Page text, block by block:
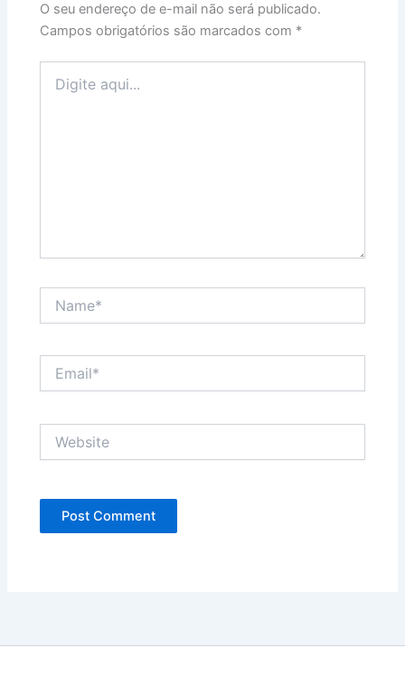
O seu endereço de e-mail não será publicado.
Campos obrigatórios são marcados com *
aqui...